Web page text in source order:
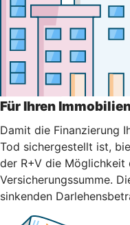
Für Ihren
Damit die Finanzierung
Tod sichergestellt ist,
der R+V die Möglichkeit
Versicherungssumme.
sinkenden